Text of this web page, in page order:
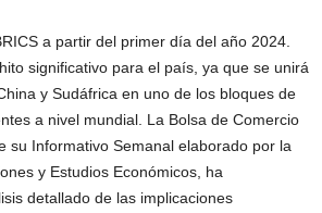
a partir del primer día del año 2024.
significativo para el país, ya que se unirá
y Sudáfrica en uno de los bloques de
a nivel mundial. La Bolsa de Comercio
su Informativo Semanal elaborado por la
y Estudios Económicos, ha
detallado de las implicaciones